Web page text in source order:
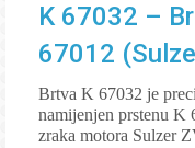
K 67032 –
67012
Brtva K 67032 je
namijenjen prstenu K
zraka motora Sulzer